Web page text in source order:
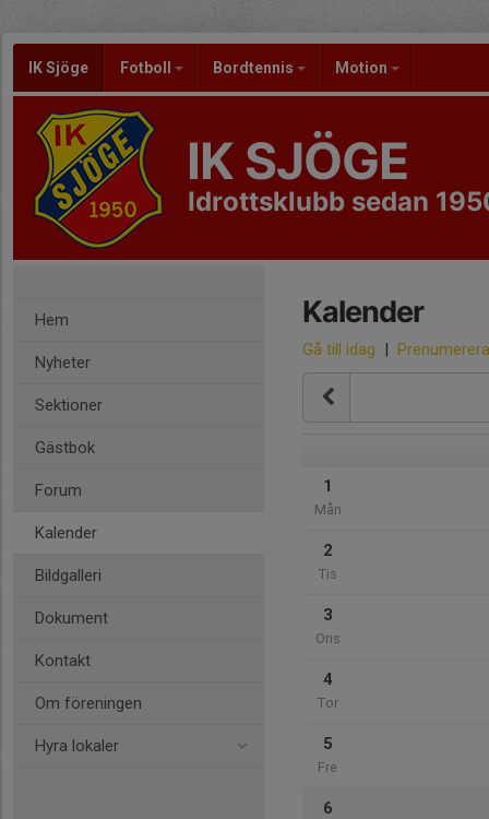
IK Sjöge Fotboll Bordtennis Motion
IK SJÖGE
Idrottsklubb sedan
Hem
Nyheter
Sektioner
Gästbok
Forum
Kalender
Bildgalleri
Dokument
Kontakt
Om föreningen
Hyra lokaler
Kalender
Gå till idag | Prenumerera
1
Mån
2
Tis
3
Ons
4
Tor
5
Fre
6